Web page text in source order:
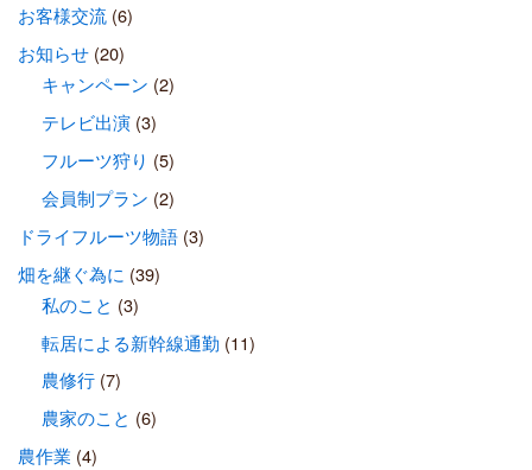
お客様交流(6)
お知らせ(20)
キャンペーン (2)
テレビ出演(3)
フルーツ狩り (5)
会員制プラン (2)
ドライフルーツ物語(3)
畑を継ぐ為に (39)
私のこと (3)
転居による新幹線通勤 (11)
農修行(7)
農家のこと (6)
農作業 (4)